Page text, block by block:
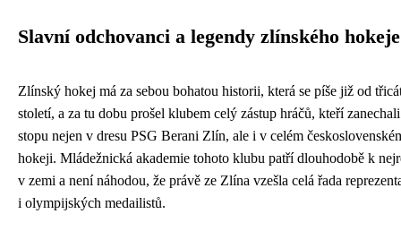
Slavní odchovanci a legendy zlínského hokeje
Zlínský hokej má za sebou bohatou historii, která se píše již od
století, a za tu dobu prošel klubem celý zástup hráčů, kteří
stopu nejen v dresu PSG Berani Zlín, ale i v celém
hokeji. Mládežnická akademie tohoto klubu patří dlouhodobě k
v zemi a není náhodou, že právě ze Zlína vzešla celá řada
i olympijských medailistů.